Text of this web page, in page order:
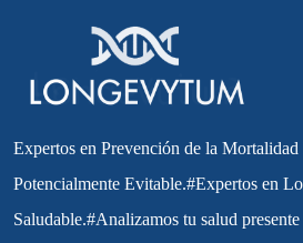
Expertos en Prevención de la Mortalidad
Potencialmente Evitable.#Expertos en
Saludable.#Analizamos tu salud presente